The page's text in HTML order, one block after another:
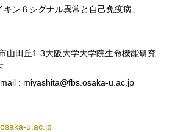
ン６シグナル異常と自己免疫病」
山田丘1-3大阪大学大学院生命機能研究
: miyashita@fbs.osaka-u.ac.jp
u.ac.jp